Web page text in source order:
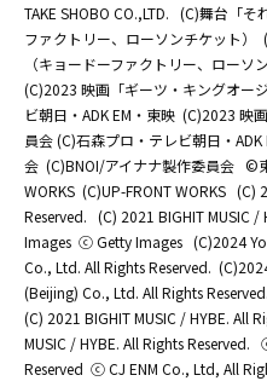
TAKE SHOBO CO.,LTD. (C)舞台「そ
ファクトリー、ローソンチケット）
（キョードーファクトリー、ローソ
(C)2023 映画「ギーツ・キングオー
ビ朝日・ADK EM・東映 (C)2023 映
員会 (C)石森プロ・テレビ朝日・ADK
会 (C)BNOI/アイナナ製作委員会 ©
WORKS (C)UP-FRONT WORKS (C)
Reserved. (C) 2021 BIGHIT MUSIC /
Images ⓒ Getty Images (C)2024
Co., Ltd. All Rights Reserved.
(Beijing) Co., Ltd. All Rights Reserved.
(C) 2021 BIGHIT MUSIC / HYBE. All
MUSIC / HYBE. All Rights Reserved.
Reserved ⓒ CJ ENM Co., Ltd, All